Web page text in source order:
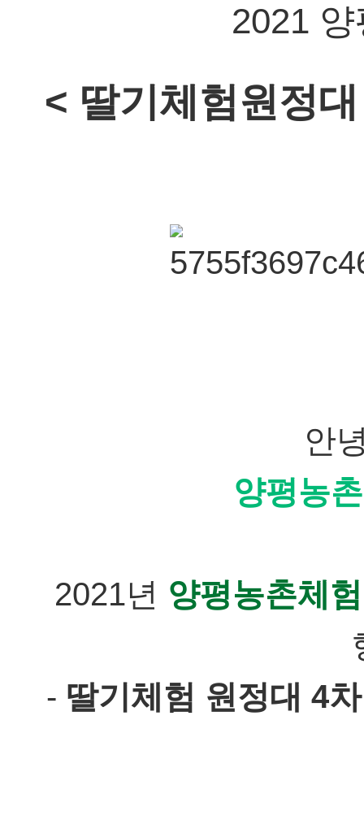
2021
< 딸기체험원정
안
양평농
2021년 양평농촌체
- 딸기체험 원정대 4